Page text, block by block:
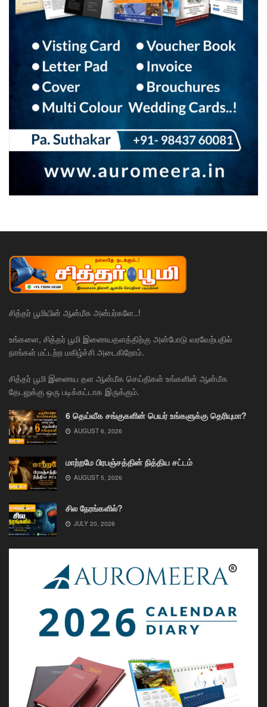
சித்தர் பூமியின் ஆன்மீக அன்பர்களே..!
உங்களை, சித்தர் பூமி இணையதளத்திற்கு அன்போடு வரவேற்பதில்
நாங்கள் மட்டற்ற மகிழ்ச்சி அடைகிறோம்.
சித்தர் பூமி இணைய தள ஆன்மீக செய்திகள் உங்களின் ஆன்மீக
தேடலுக்கு ஒரு படிக்கட்டாக இருக்கும்.
6 தெய்வீக சங்குகளின் பெயர் உங்களுக்கு தெரியுமா?
AUGUST 6, 2026
மாற்றமே பிரபஞ்சத்தின் நித்திய சட்டம்
AUGUST 5, 2026
சில நேரங்களில்?
JULY 20, 2026